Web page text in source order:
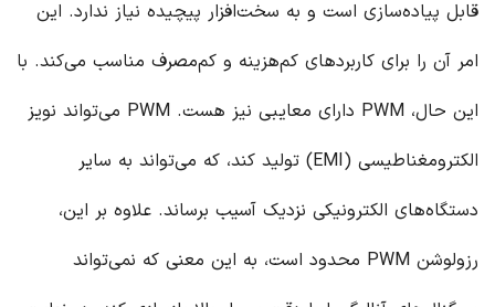
قابل پیاده‌سازی است و به سخت‌افزار پیچیده نیاز ندارد. این
امر آن را برای کاربردهای کم‌هزینه و کم‌مصرف مناسب می‌کند. با
این حال، PWM دارای معایبی نیز هست. PWM می‌تواند نویز
الکترومغناطیسی (EMI) تولید کند، که می‌تواند به سایر
دستگاه‌های الکترونیکی نزدیک آسیب برساند. علاوه بر این،
رزولوشن PWM محدود است، به این معنی که نمی‌تواند